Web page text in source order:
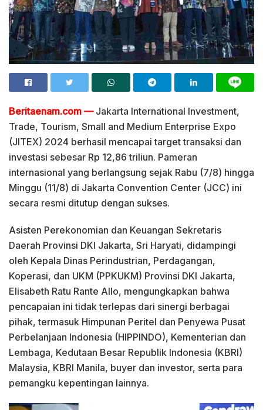
Beritaenam.com — Jakarta International Investment,
Trade, Tourism, Small and Medium Enterprise Expo
(JITEX) 2024 berhasil mencapai target transaksi dan
investasi sebesar Rp 12,86 triliun. Pameran
internasional yang berlangsung sejak Rabu (7/8) hingga
Minggu (11/8) di Jakarta Convention Center (JCC) ini
secara resmi ditutup dengan sukses.
Asisten Perekonomian dan Keuangan Sekretaris
Daerah Provinsi DKI Jakarta, Sri Haryati, didampingi
oleh Kepala Dinas Perindustrian, Perdagangan,
Koperasi, dan UKM (PPKUKM) Provinsi DKI Jakarta,
Elisabeth Ratu Rante Allo, mengungkapkan bahwa
pencapaian ini tidak terlepas dari sinergi berbagai
pihak, termasuk Himpunan Peritel dan Penyewa Pusat
Perbelanjaan Indonesia (HIPPINDO), Kementerian dan
Lembaga, Kedutaan Besar Republik Indonesia (KBRI)
Malaysia, KBRI Manila, buyer dan investor, serta para
pemangku kepentingan lainnya.